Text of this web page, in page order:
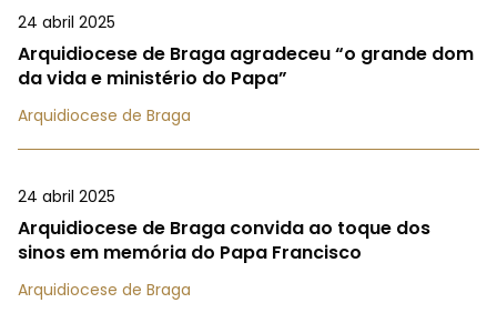
24 abril 2025
Arquidiocese de Braga agradeceu “o grande dom
da vida e ministério do Papa”
Arquidiocese de Braga
24 abril 2025
Arquidiocese de Braga convida ao toque dos
sinos em memória do Papa Francisco
Arquidiocese de Braga